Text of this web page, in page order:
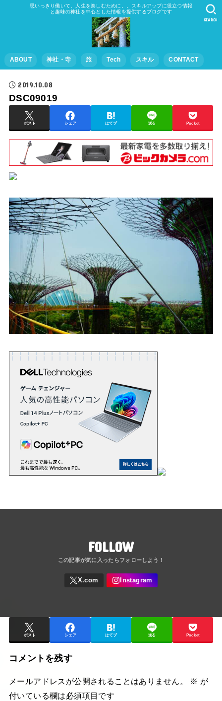
思いっきり働いて、人生を楽しむために。。スキルアップに役立つ情報
と趣味の神社を中心とした情報を提供するブログです
ABOUT 神社・寺 旅 Tech スキル CONTACT
SEARCH
2019.10.08
DSC09019
ポスト シェア はてブ 送る Pocket
FOLLOW
ポスト シェア はてブ 送る Pocket
コメントを残す
メールアドレスが公開されることはありません。 ※ が
付いている欄は必須項目です